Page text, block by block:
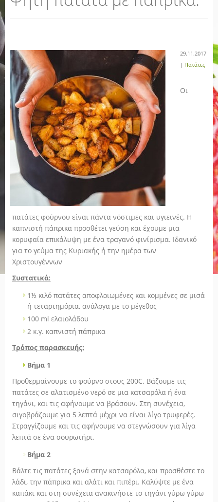
29.11.2017
| Πατάτες
Οι
πατάτες φούρνου είναι πάντα νόστιμες και υγιεινές. Η
καπνιστή πάπρικα προσθέτει γεύση και έχουμε μια
κορυφαία επικάλυψη με ένα τραγανό φινίρισμα. Ιδανικό
για το γεύμα της Κυριακής ή την ημέρα των
Χριστουγέννων
Συστατικά:
1½ κιλό πατάτες αποφλοιωμένες και κομμένες σε μισά
ή τεταρτημόρια, ανάλογα με το μέγεθος
100 ml ελαιολάδου
2 κ.γ. καπνιστή πάπρικα
Τρόπος παρασκευής:
Βήμα 1
Προθερμαίνουμε το φούρνο στους 200C. Βάζουμε τις
πατάτες σε αλατισμένο νερό σε μια κατσαρόλα ή ένα
τηγάνι, και τις αφήνουμε να βράσουν. Στη συνέχεια,
σιγοβράζουμε για 5 λεπτά μέχρι να είναι λίγο τρυφερές.
Στραγγίζουμε και τις αφήνουμε να στεγνώσουν για λίγα
λεπτά σε ένα σουρωτήρι.
Βήμα 2
Βάλτε τις πατάτες ξανά στην κατσαρόλα, και προσθέστε το
λάδι, την πάπρικα και αλάτι και πιπέρι. Καλύψτε με ένα
καπάκι και στη συνέχεια ανακινήστε το τηγάνι γύρω γύρω